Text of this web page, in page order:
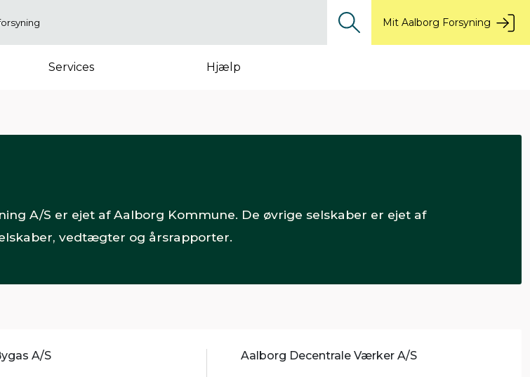
Mit Aalborg Forsyning
Services Hjælp
A/S er ejet af Aalborg Kommune. De øvrige selskaber er ejet af
vedtægter og årsrapporter.
A/S Aalborg Decentrale Værker A/S